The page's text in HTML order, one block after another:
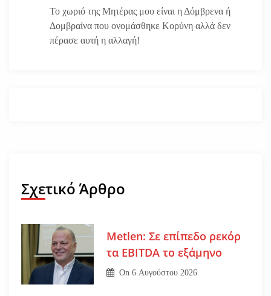
Το χωριό της Μητέρας μου είναι η Δόμβρενα ή
Δομβραίνα που ονομάσθηκε Κορύνη αλλά δεν
πέρασε αυτή η αλλαγή!
Σχετικό Άρθρο
Metlen: Σε επίπεδο ρεκόρ
τα EBITDA το εξάμηνο
On6 Αυγούστου 2026